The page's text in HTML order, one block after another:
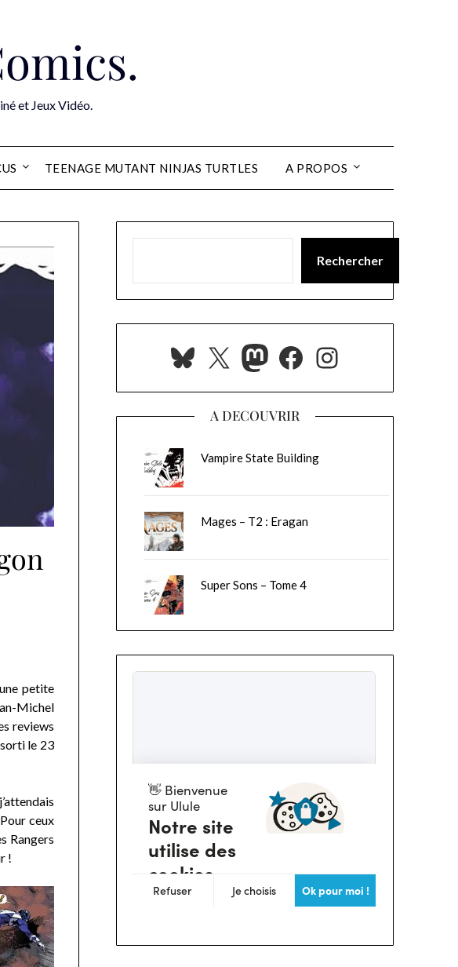
et Jeux Vidéo.
TEENAGE MUTANT NINJAS TURTLES A PROPOS
petite
Michel
reviews
le 23
ceux
Rangers
!
Rechercher
Bluesky
X Mastodon
Facebook
Instagram
A DECOUVRIR
Vampire State Building
Mages – T2 : Eragan
Super Sons – Tome 4